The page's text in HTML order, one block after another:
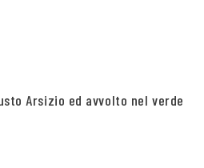
Arsizio ed avvolto nel verde